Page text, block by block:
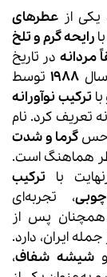
یکی از عطرهای
رایحه گرم و تلخ
مردانه در تاریخ
1988توسط
ترکیب نوآورانه
تعریف کرد. نام
حس گرما و شدت
هماهنگ است.
با ترکیب
، تجربه‌ای
پس از
ایران، دارد.
وشیشه شفاف،